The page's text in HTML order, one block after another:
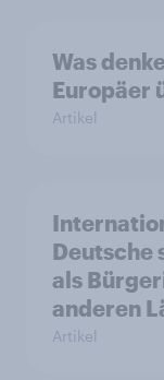
Was
Europäer
Artikel
Deutsche
als
anderen
Artikel